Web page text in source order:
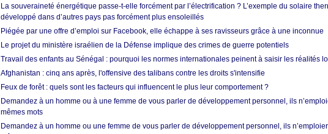
La souveraineté énergétique passe-t-elle forcément par l’électrification ? L’exemple du solaire
développé dans d’autres pays pas forcément plus ensoleillés
Piégée par une offre d’emploi sur Facebook, elle échappe à ses ravisseurs grâce à une inconnue
Le projet du ministère israélien de la Défense implique des crimes de guerre potentiels
Travail des enfants au Sénégal : pourquoi les normes internationales peinent à saisir les réalités
Afghanistan : cinq ans après, l'offensive des talibans contre les droits s'intensifie
Feux de forêt : quels sont les facteurs qui influencent le plus leur comportement ?
Demandez à un homme ou à une femme de vous parler de développement personnel, ils
mêmes mots
Demandez à un homme ou une femme de vous parler de développement personnel, ils